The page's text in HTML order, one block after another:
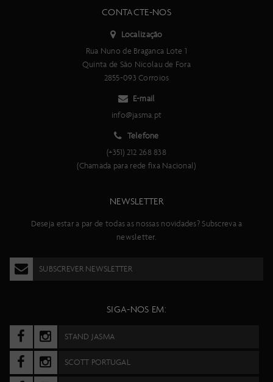
CONTACTE-NOS
Localização
Rua Nuno de Braganca Lote 1
Quinta de São Nicolau de Fora
2855-093 Corroios
E-mail
info@jasma.pt
Telefone
(+351) 212 268 838
(Chamada para rede fixa Nacional)
NEWSLETTER
Deseja estar a par de todas as nossas novidades? Subscreva a
newsletter.
SUBSCREVER NEWSLETTER
SIGA-NOS EM:
STAND JASMA
SCOTT PORTUGAL